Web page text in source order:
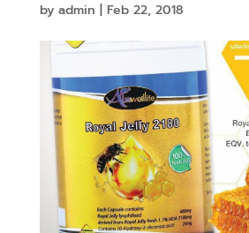
by admin Feb 22, 2018